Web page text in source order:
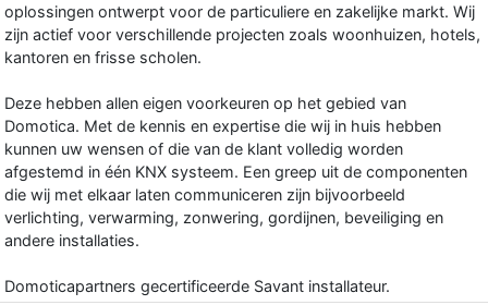
oplossingen ontwerpt voor de particuliere en zakelijke markt. Wij
zijn actief voor verschillende projecten zoals woonhuizen, hotels,
kantoren en frisse scholen.
Deze hebben allen eigen voorkeuren op het gebied van
Domotica. Met de kennis en expertise die wij in huis hebben
kunnen uw wensen of die van de klant volledig worden
afgestemd in één KNX systeem. Een greep uit de componenten
die wij met elkaar laten communiceren zijn bijvoorbeeld
verlichting, verwarming, zonwering, gordijnen, beveiliging en
andere installaties.
Domoticapartners gecertificeerde Savant installateur.